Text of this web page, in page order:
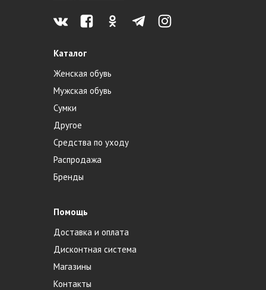
Каталог
Женская обувь
Мужская обувь
Сумки
Другое
Средства по уходу
Распродажа
Бренды
Помощь
Доставка и оплата
Дисконтная система
Магазины
Контакты